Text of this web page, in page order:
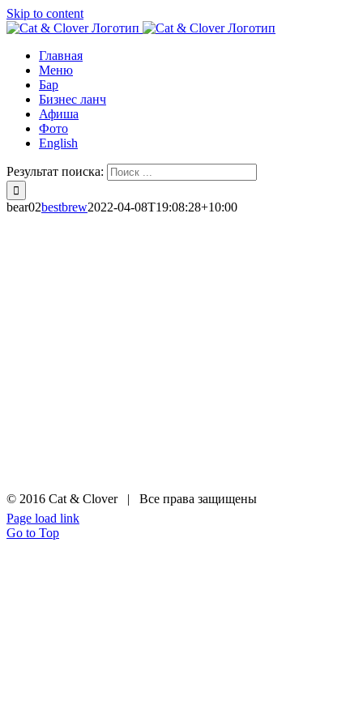
Skip to content
Главная
Меню
Бар
Бизнес ланч
Афиша
Фото
English
Результат поиска:
bear02bestbrew2022-04-08T19:08:28+10:00
© 2016 Cat & Clover | Все права защищены
Page load link
Go to Top